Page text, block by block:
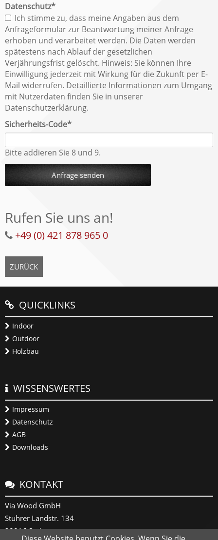
Pflichtfeld
Datenschutz*
Ich stimme zu, dass meine Angaben aus dem
Anfrageformular zur Beantwortung meiner Anfrage
erhoben und verarbeitet werden. Die Daten werden
spätestens nach Ablauf der gesetzlichen
Verjährungsfrist gelöscht. Hinweis: Sie können Ihre
Einwilligung jederzeit mit Wirkung für die Zukunft per E-
Mail widerrufen. Detaillierte Informationen zum Umgang
mit Nutzerdaten finden Sie in unserer
Datenschutzerklärung.
Pflichtfeld
Sicherheits-Code*
Bitte addieren Sie 8 und 9.
Anfrage senden
Rufen Sie uns an!
+49 (0) 421 878 965 0
ZURÜCK
QUICKLINKS
Indoor
Outdoor
Holzbau
WISSENSWERTES
Impressum
Datenschutz
AGB
Downloads
KONTAKT
Via Wood GmbH
Stuhrer Landstr. 134
28816 Stuhr